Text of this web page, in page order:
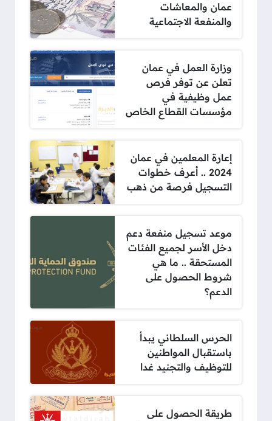
عمان والمعاشات
والمنفعة الاجتماعية
وزارة العمل في عمان
تعلن عن توفر فرص
عمل وظيفية في
مؤسسات القطاع الخاص
إعارة المعلمين في عمان
2024 .. أعرف خطوات
التسجيل فرصة من ذهب
موعد تسجيل منفعة دعم
دخل الأسر لجميع الفئات
المستحقة .. ما هي
شروط الحصول على
الدعم؟
الحرس السلطاني يبدأ
باستقبال المواطنين
للتوظيف والتجنيد غدا
طريقة الحصول على